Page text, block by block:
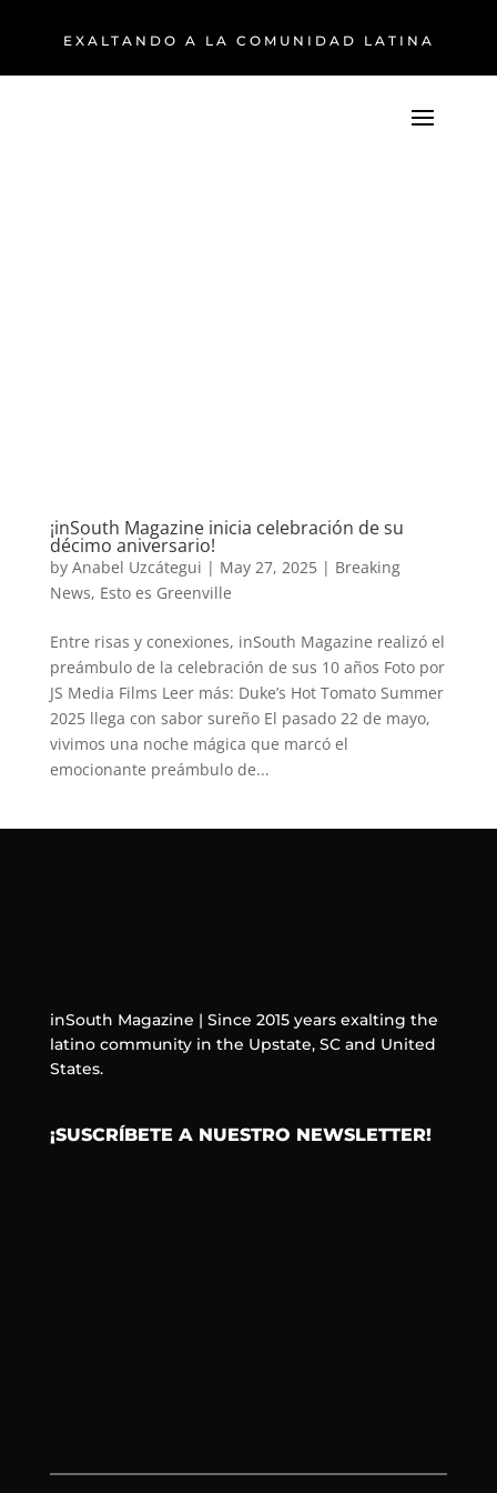
EXALTANDO A LA COMUNIDAD LATINA
¡inSouth Magazine inicia celebración de su
décimo aniversario!
by Anabel Uzcátegui | May 27, 2025| Breaking
News, Esto es Greenville
Entre risas y conexiones, inSouth Magazine realizó el
preámbulo de la celebración de sus 10 años Foto por
JS Media Films Leer más: Duke’s Hot Tomato Summer
2025 llega con sabor sureño El pasado 22 de mayo,
vivimos una noche mágica que marcó el
emocionante preámbulo de...
inSouth Magazine | Since 2015 years exalting the
latino community in the Upstate, SC and United
States.
¡SUSCRÍBETE A NUESTRO NEWSLETTER!